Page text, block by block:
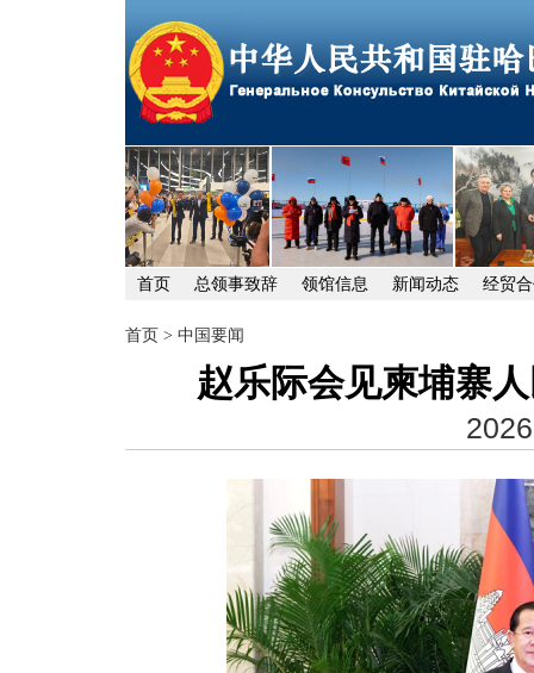
首页 总领事致辞 领馆信息 新闻动态 经贸
首页 > 中国要闻
赵乐际会见柬埔寨